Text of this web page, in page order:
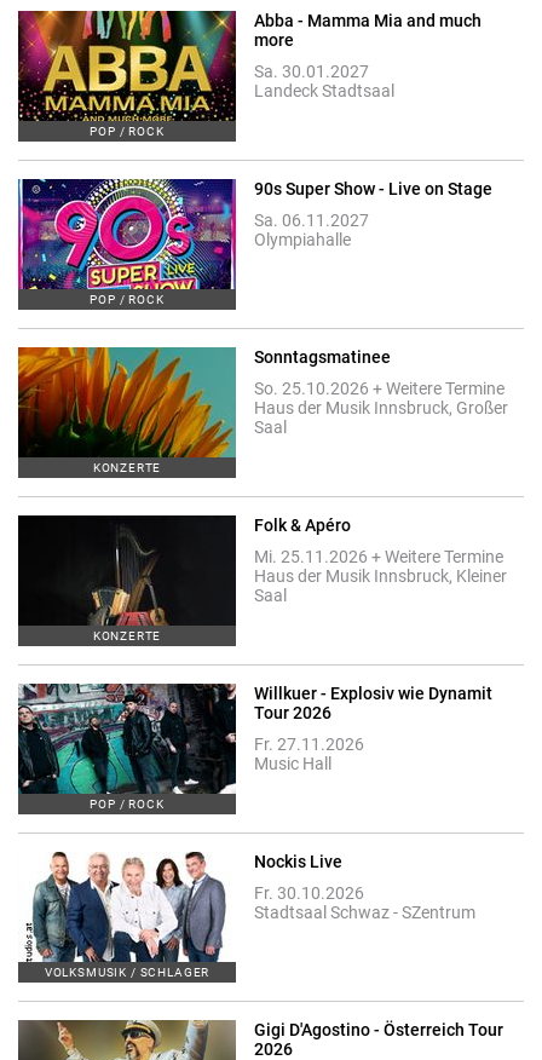
POP / ROCK
Abba - Mamma Mia and much
more
Sa. 30.01.2027
Landeck Stadtsaal
POP / ROCK
90s Super Show - Live on Stage
Sa. 06.11.2027
Olympiahalle
KONZERTE
Sonntagsmatinee
So. 25.10.2026 + Weitere Termine
Haus der Musik Innsbruck, Großer
Saal
KONZERTE
Folk & Apéro
Mi. 25.11.2026 + Weitere Termine
Haus der Musik Innsbruck, Kleiner
Saal
POP / ROCK
Willkuer - Explosiv wie Dynamit
Tour 2026
Fr. 27.11.2026
Music Hall
VOLKSMUSIK / SCHLAGER
Nockis Live
Fr. 30.10.2026
Stadtsaal Schwaz - SZentrum
Gigi D'Agostino - Österreich Tour
2026